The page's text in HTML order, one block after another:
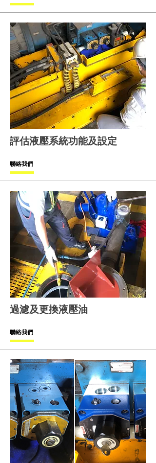
評估液壓系統功能及設定
聯絡我們
過濾及更換液壓油
聯絡我們